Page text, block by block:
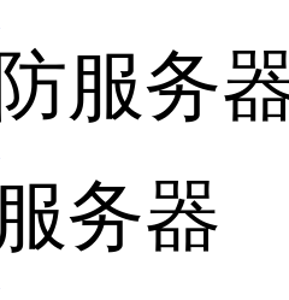
服务
务器